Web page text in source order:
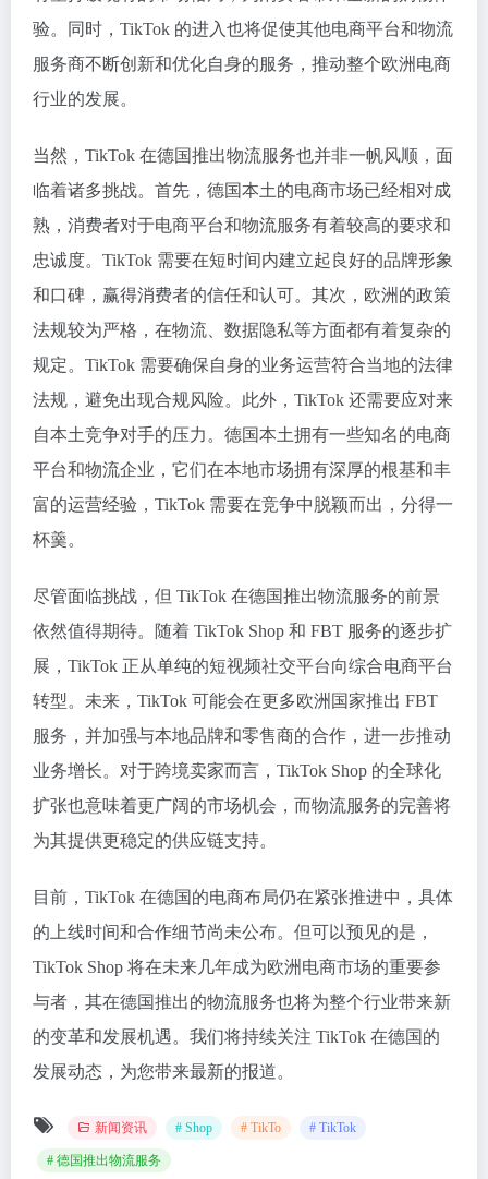
验。同时，TikTok 的进入也将促使其他电商平台和物流
服务商不断创新和优化自身的服务，推动整个欧洲电商
行业的发展。
当然，TikTok 在德国推出物流服务也并非一帆风顺，面
临着诸多挑战。首先，德国本土的电商市场已经相对成
熟，消费者对于电商平台和物流服务有着较高的要求和
忠诚度。TikTok 需要在短时间内建立起良好的品牌形象
和口碑，赢得消费者的信任和认可。其次，欧洲的政策
法规较为严格，在物流、数据隐私等方面都有着复杂的
规定。TikTok 需要确保自身的业务运营符合当地的法律
法规，避免出现合规风险。此外，TikTok 还需要应对来
自本土竞争对手的压力。德国本土拥有一些知名的电商
平台和物流企业，它们在本地市场拥有深厚的根基和丰
富的运营经验，TikTok 需要在竞争中脱颖而出，分得一
杯羹。
尽管面临挑战，但 TikTok 在德国推出物流服务的前景
依然值得期待。随着 TikTok Shop 和 FBT 服务的逐步扩
展，TikTok 正从单纯的短视频社交平台向综合电商平台
转型。未来，TikTok 可能会在更多欧洲国家推出 FBT
服务，并加强与本地品牌和零售商的合作，进一步推动
业务增长。对于跨境卖家而言，TikTok Shop 的全球化
扩张也意味着更广阔的市场机会，而物流服务的完善将
为其提供更稳定的供应链支持。
目前， TikTok 在德国的电商布局仍在紧张推进中，具体
的上线时间和合作细节尚未公布。但可以预见的是，
TikTok Shop 将在未来几年成为欧洲电商市场的重要参
与者，其在德国推出的物流服务也将为整个行业带来新
的变革和发展机遇。我们将持续关注 TikTok 在德国的
发展动态，为您带来最新的报道。
新闻资讯 # Shop # TikTo # TikTok
# 德国推出物流服务